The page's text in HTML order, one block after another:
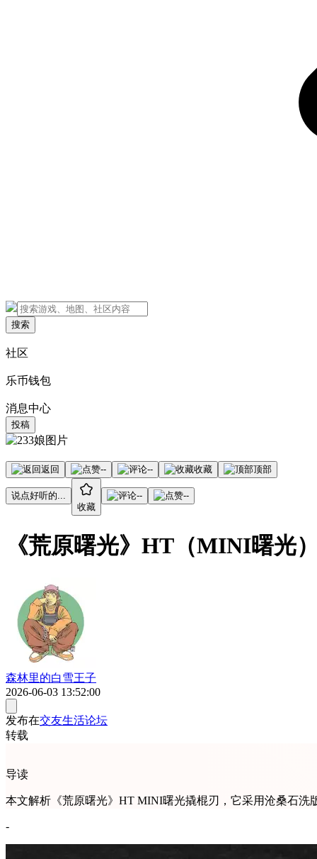
搜索
社区
乐币钱包
消息中心
投稿
返回 -- -- 收藏 顶部
说点好听的...
收藏
-- --
《荒原曙光》HT（MINI曙光
森林里的白雪王子
2026-06-03 13:52:00
发布在交友生活论坛
转载
导读
本文解析《荒原曙光》HT MINI曙光撬棍刃，它采用沧桑石
-